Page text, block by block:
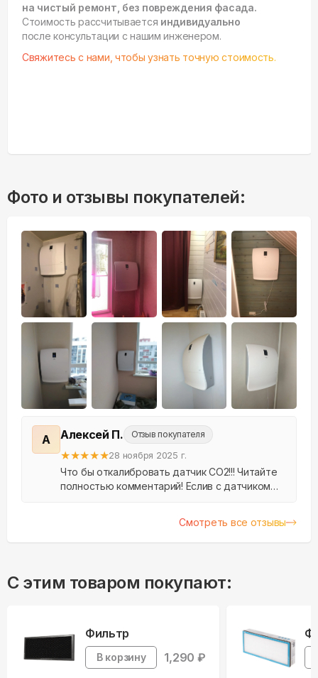
на чистый ремонт, без повреждения фасада.
Стоимость рассчитывается индивидуально
после консультации с нашим инженером.
Свяжитесь с нами, чтобы узнать точную стоимость.
Фото и отзывы покупателей:
А Алексей П. Отзыв покупателя
★★★★★28 ноября 2025 г.
Что бы откалибровать датчик CO2!!! Читайте
полностью комментарий! Еслив с датчиком
Смотреть все отзывы
С этим товаром покупают:
Фильтр
В корзину 1,290 ₽